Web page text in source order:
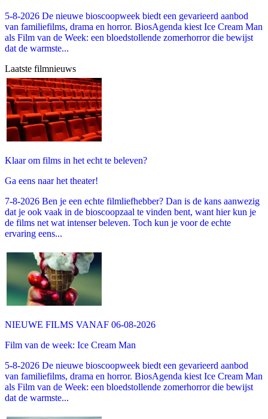
5-8-2026 De nieuwe bioscoopweek biedt een gevarieerd aanbod
van familiefilms, drama en horror. BiosAgenda kiest Ice Cream Man
als Film van de Week: een bloedstollende zomerhorror die bewijst
dat de warmste...
Laatste filmnieuws
Klaar om films in het echt te beleven?
Ga eens naar het theater!
7-8-2026 Ben je een echte filmliefhebber? Dan is de kans aanwezig
dat je ook vaak in de bioscoopzaal te vinden bent, want hier kun je
de films net wat intenser beleven. Toch kun je voor de echte
ervaring eens...
NIEUWE FILMS VANAF 06-08-2026
Film van de week: Ice Cream Man
5-8-2026 De nieuwe bioscoopweek biedt een gevarieerd aanbod
van familiefilms, drama en horror. BiosAgenda kiest Ice Cream Man
als Film van de Week: een bloedstollende zomerhorror die bewijst
dat de warmste...